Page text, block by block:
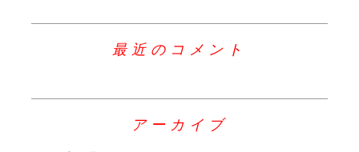
最近のコメント
アーカイブ